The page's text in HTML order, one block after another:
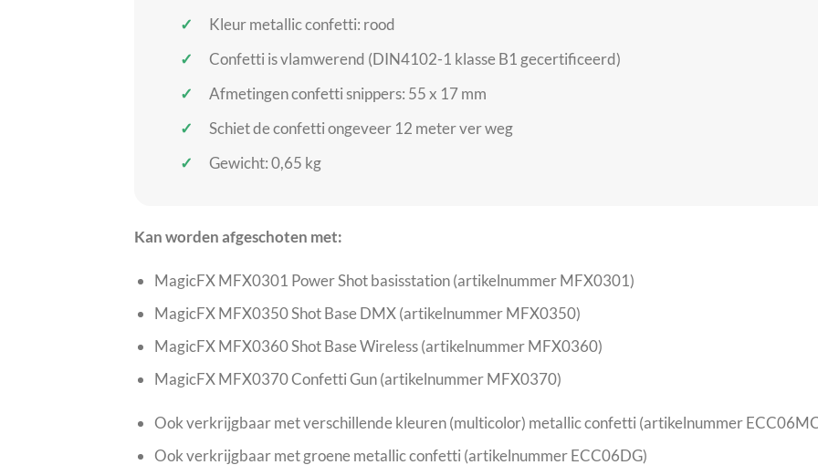
Kleur metallic confetti: rood
Confetti is vlamwerend (DIN4102-1 klasse B1 gecertificeerd)
Afmetingen confetti snippers: 55 x 17 mm
Schiet de confetti ongeveer 12 meter ver weg
Gewicht: 0,65 kg
Kan worden afgeschoten met:
MagicFX MFX0301 Power Shot basisstation (artikelnummer MFX0301)
MagicFX MFX0350 Shot Base DMX (artikelnummer MFX0350)
MagicFX MFX0360 Shot Base Wireless (artikelnummer MFX0360)
MagicFX MFX0370 Confetti Gun (artikelnummer MFX0370)
Ook verkrijgbaar met verschillende kleuren (multicolor) metallic confetti (artikelnummer
Ook verkrijgbaar met groene metallic confetti (artikelnummer ECC06DG)